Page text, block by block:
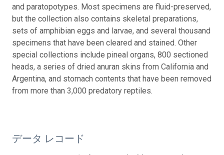
and paratopotypes. Most specimens are fluid-preserved,
but the collection also contains skeletal preparations,
sets of amphibian eggs and larvae, and several thousand
specimens that have been cleared and stained. Other
special collections include pineal organs, 800 sectioned
heads, a series of dried anuran skins from California and
Argentina, and stomach contents that have been removed
from more than 3,000 predatory reptiles.
データ レコード